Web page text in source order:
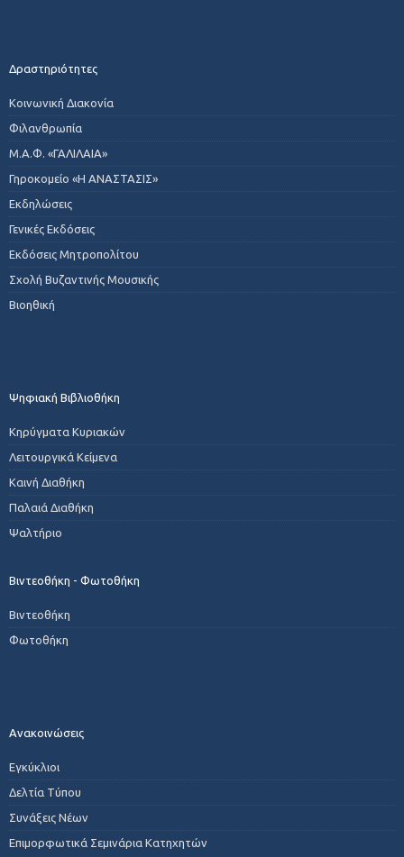
Δραστηριότητες
Κοινωνική Διακονία
Φιλανθρωπία
Μ.Α.Φ. «ΓΑΛΙΛΑΙΑ»
Γηροκομείο «Η ΑΝΑΣΤΑΣΙΣ»
Εκδηλώσεις
Γενικές Εκδόσεις
Εκδόσεις Μητροπολίτου
Σχολή Βυζαντινής Μουσικής
Βιοηθική
Ψηφιακή Βιβλιοθήκη
Κηρύγματα Κυριακών
Λειτουργικά Κείμενα
Καινή Διαθήκη
Παλαιά Διαθήκη
Ψαλτήριο
Βιντεοθήκη - Φωτοθήκη
Βιντεοθήκη
Φωτοθήκη
Ανακοινώσεις
Εγκύκλιοι
Δελτία Τύπου
Συνάξεις Νέων
Επιμορφωτικά Σεμινάρια Κατηχητών